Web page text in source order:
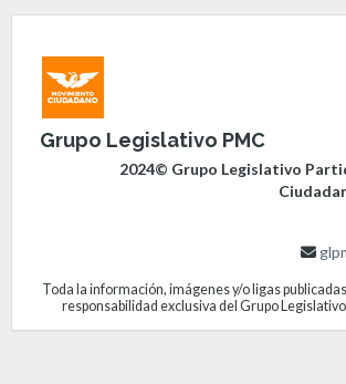
Grupo Legislativo PMC
2024© Grupo Legislativo
Toda la información, imágenes y/o ligas
responsabilidad exclusiva del Grupo